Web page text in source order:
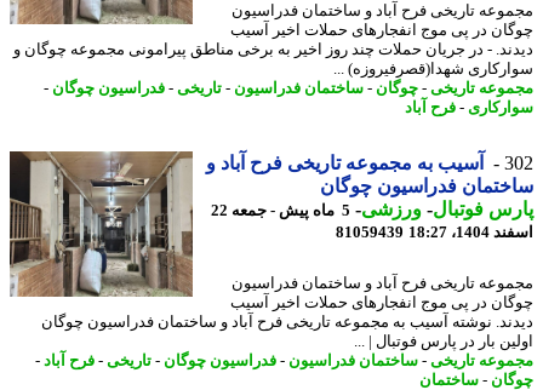
تاریخی فرح آباد و ساختمان فدراسیون
در پی موج انفجارهای حملات اخیر آسیب
- در جریان حملات چند روز اخیر به برخی مناطق پیرامونی مجموعه چوگان و
شهدا(قصرفیروزه) ...
تاریخی -چوگان-ساختمان فدراسیون-تاریخی -فدراسیون چوگان-
- فرح آباد
آسیب به مجموعه تاریخی فرح آباد و
فدراسیون چوگان
فوتبال-ورزشی-
5 ماه پیش - جمعه 22
18:27
81059439
تاریخی فرح آباد و ساختمان فدراسیون
در پی موج انفجارهای حملات اخیر آسیب
نوشته آسیب به مجموعه تاریخی فرح آباد و ساختمان فدراسیون چوگان
بار در پارس فوتبال | ...
تاریخی -ساختمان فدراسیون-فدراسیون چوگان-تاریخی -فرح آباد-
-ساختمان